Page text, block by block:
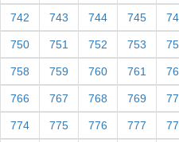
742 743 744 745
750 751 752 753
758 759 760 761
766 767 768 769
774 775 776 777